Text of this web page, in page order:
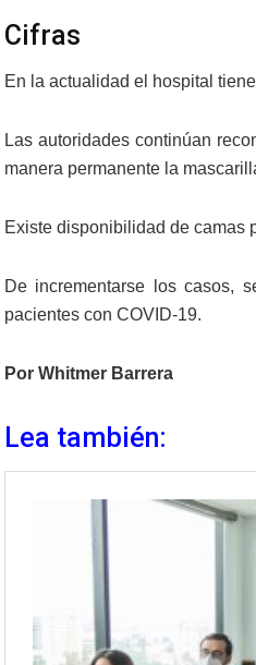
Cifras
En la actualidad el hospital
Las autoridades continúan
manera permanente la
Existe disponibilidad de camas
De incrementarse los casos,
pacientes con COVID-19.
Por Whitmer Barrera
Lea también: